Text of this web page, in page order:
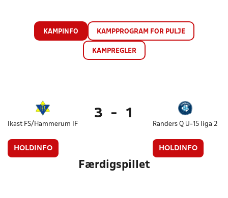
KAMPINFO KAMPPROGRAM FOR PULJE
KAMPREGLER
Ikast FS/Hammerum IF
HOLDINFO
3 - 1
Randers Q U-15 liga 2
HOLDINFO
Færdigspillet